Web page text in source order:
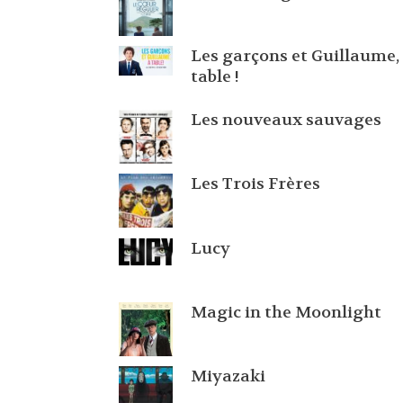
Les garçons et Guillaume,
table !
Les nouveaux sauvages
Les Trois Frères
Lucy
Magic in the Moonlight
Miyazaki